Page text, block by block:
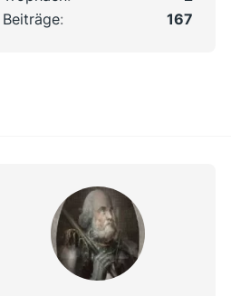
Beiträge
167